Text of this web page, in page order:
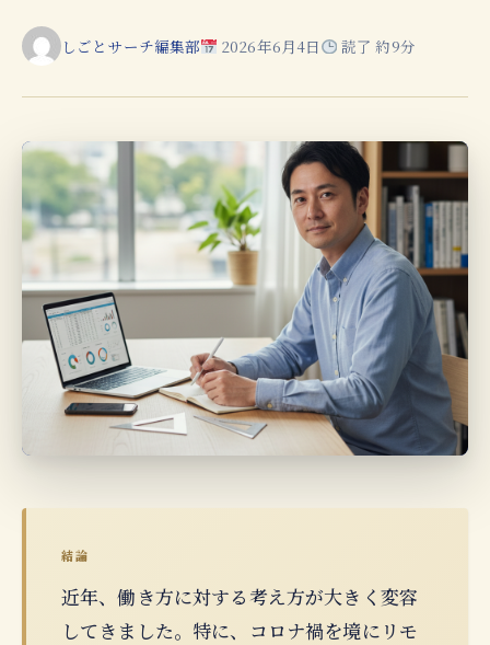
しごとサーチ編集部 2026年6月4日 読了 約9分
結論
近年、働き方に対する考え方が大きく変容
してきました。特に、コロナ禍を境にリモ